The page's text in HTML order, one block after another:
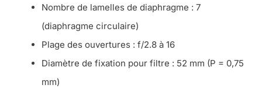
Nombre de lamelles de diaphragme : 7
(diaphragme circulaire)
Plage des ouvertures : f/2.8 à 16
Diamètre de fixation pour filtre : 52 mm (P = 0,75
mm)